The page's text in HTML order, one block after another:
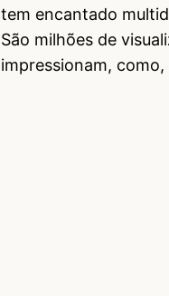
tem encantado
São milhões de
impressionam,